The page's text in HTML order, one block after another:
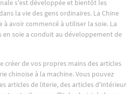
s'est développée et bientôt les
la vie des gens ordinaires. La Chine
avoir commencé à utiliser la soie. La
soie a conduit au développement de
créer de vos propres mains des articles
chinoise à la machine. Vous pouvez
articles de literie, des articles d'intérieur